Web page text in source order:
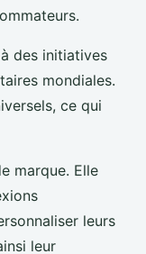
des initiatives
mondiales.
ce qui
marque. Elle
leurs
leur